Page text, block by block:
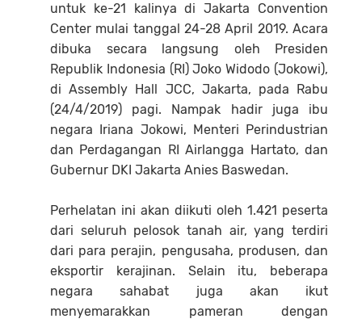
untuk ke-21 kalinya di Jakarta Convention
Center mulai tanggal 24-28 April 2019. Acara
dibuka secara langsung oleh Presiden
Republik Indonesia (RI) Joko Widodo (Jokowi),
di Assembly Hall JCC, Jakarta, pada Rabu
(24/4/2019) pagi. Nampak hadir juga ibu
negara Iriana Jokowi, Menteri Perindustrian
dan Perdagangan RI Airlangga Hartato, dan
Gubernur DKI Jakarta Anies Baswedan.
Perhelatan ini akan diikuti oleh 1.421 peserta
dari seluruh pelosok tanah air, yang terdiri
dari para perajin, pengusaha, produsen, dan
eksportir kerajinan. Selain itu, beberapa
negara sahabat juga akan ikut
menyemarakkan pameran dengan